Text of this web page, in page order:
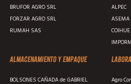
BRUFOR AGRO SRL
FORZAR AGRO SRL
RUMAH SAS
ALPEC
ASEMA
COIHUE
Almacenamiento y empaque
BOLSONES CAÑADA de GABRIEL
Agro